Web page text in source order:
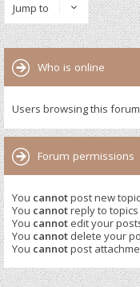
Jump to
Who is online
Users browsing this
Forum permissions
You cannotpost new
You cannotreply to
You cannot edit your
You cannot delete your
You cannotpost